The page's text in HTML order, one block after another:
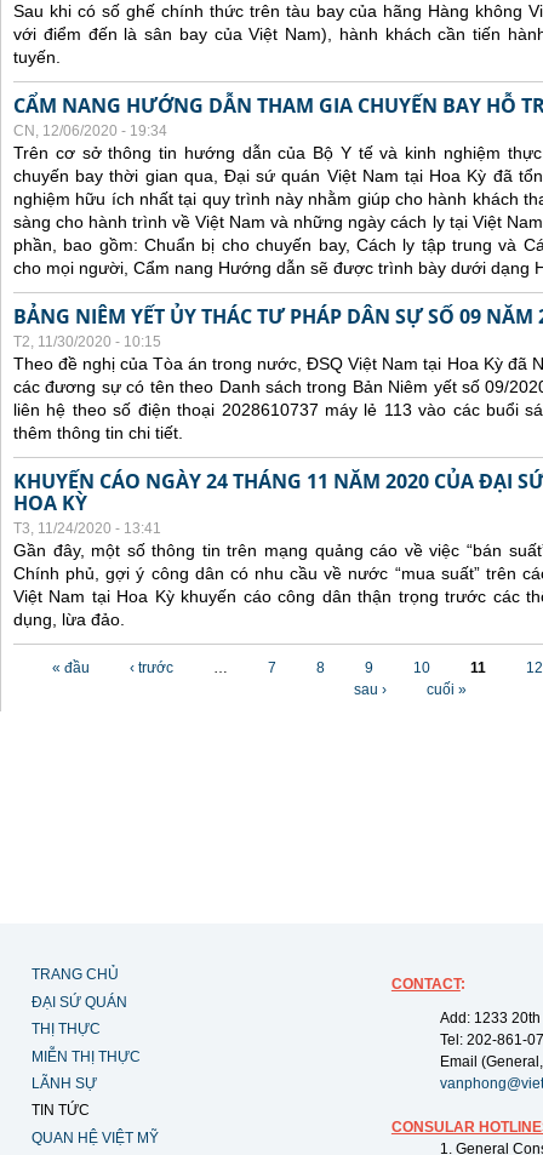
Sau khi có số ghế chính thức trên tàu bay của hãng Hàng không
với điểm đến là sân bay của Việt Nam), hành khách cần tiến
tuyến.
CẨM NANG HƯỚNG DẪN THAM GIA CHUYẾN BAY HỖ
CN, 12/06/2020 - 19:34
Trên cơ sở thông tin hướng dẫn của Bộ Y tế và kinh nghiệm
chuyến bay thời gian qua, Đại sứ quán Việt Nam tại Hoa Kỳ đã
nghiệm hữu ích nhất tại quy trình này nhằm giúp cho hành khách
sàng cho hành trình về Việt Nam và những ngày cách ly tại Việt
phần, bao gồm: Chuẩn bị cho chuyến bay, Cách ly tập trung và
cho mọi người, Cẩm nang Hướng dẫn sẽ được trình bày dưới dạng
BẢNG NIÊM YẾT ỦY THÁC TƯ PHÁP DÂN SỰ SỐ 09 NĂM
T2, 11/30/2020 - 10:15
Theo đề nghị của Tòa án trong nước, ĐSQ Việt Nam tại Hoa Kỳ đã
các đương sự có tên theo Danh sách trong Bản Niêm yết số 09/
liên hệ theo số điện thoại 2028610737 máy lẻ 113 vào các buổi
thêm thông tin chi tiết.
KHUYẾN CÁO NGÀY 24 THÁNG 11 NĂM 2020 CỦA ĐẠI
HOA KỲ
T3, 11/24/2020 - 13:41
Gần đây, một số thông tin trên mạng quảng cáo về việc “bán
Chính phủ, gợi ý công dân có nhu cầu về nước “mua suất” trên
Việt Nam tại Hoa Kỳ khuyến cáo công dân thận trọng trước các
dụng, lừa đảo.
Các trang
« đầu ‹ trước … 7 8 9 10 11
12
sau ›
cuối »
TRANG CHỦ
ĐẠI SỨ QUÁN
THỊ THỰC
MIỄN THỊ THỰC
LÃNH SỰ
TIN TỨC
QUAN HỆ VIỆT MỸ
CONTACT:
Add: 1233
Tel: 202-861-
Email
CONSULAR
1. General